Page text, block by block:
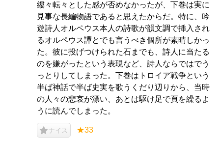
縷々転々とした感が否めなかったが、下巻は実に
見事な長編物語であると思えたからだ。特に、吟
遊詩人オルペウス本人の詩歌が韻文調で挿入され
るオルペウス譚とでも言うべき個所が素晴しかっ
た。彼に投げつけられた石までも、詩人に当たる
のを嫌がったという表現など、詩人ならではでう
っとりしてしまった。下巻はトロイア戦争という
半ば神話で半ば史実を歌うくだり辺りから、当時
の人々の悲哀が漂い、あとは駆け足で頁を繰るよ
うに読んでしまった。
ナイス ★33